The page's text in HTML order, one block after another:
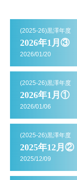
(2025-26)黒澤年度
2026年1月③
2026/01/20
(2025-26)黒澤年度
2026年1月①
2026/01/06
(2025-26)黒澤年度
2025年12月②
2025/12/09